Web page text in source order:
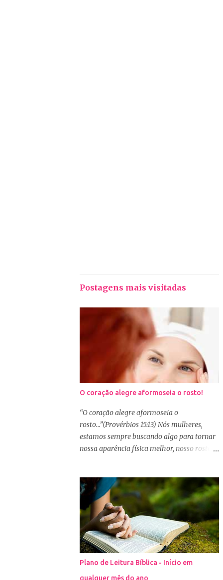
Postagens mais visitadas
O coração alegre aformoseia o rosto!
“O coração alegre aformoseia o
rosto...”(Provérbios 15:13) Nós mulheres,
estamos sempre buscando algo para tornar
nossa aparência física melhor, nosso rosto
cosméticos e produtos de beleza. No Youtube
por exemplo, os canais com mais seguidores
são das blogueiras que dão dicas de beleza,
ensinam a se maquiar e testam produtos.
Não é errado gostar de se cuidar e buscar
conhecimento de como ficar mais bonita e
atraente. Eu também gosto de maquiagem e
dicas de beleza, no entanto, precisamos
Plano de Leitura Bíblica - Início em
qualquer mês do ano